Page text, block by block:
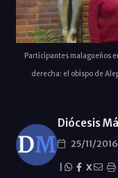
Participantes malagueños
derecha: el obispo de
Diócesis
25/11/2016
X